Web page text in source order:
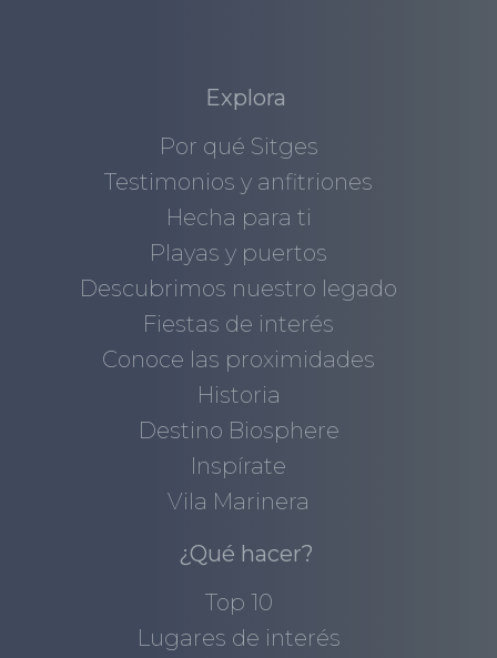
Explora
Por qué Sitges
Testimonios y anfitriones
Hecha para ti
Playas y puertos
Descubrimos nuestro legado
Fiestas de interés
Conoce las proximidades
Historia
Destino Biosphere
Inspírate
Vila Marinera
¿Qué hacer?
Top 10
Lugares de interés